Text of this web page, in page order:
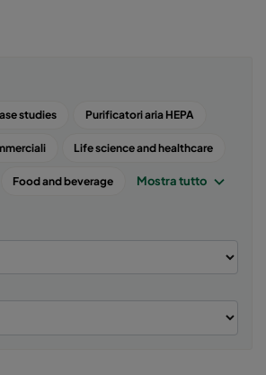
studies Purificatori aria HEPA
Life science and healthcare
Food and beverage Mostra tutto